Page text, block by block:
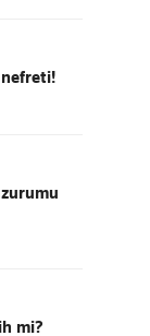
nefreti!
mi?